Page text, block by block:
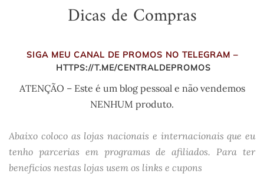
Dicas de Compras
SIGA MEU CANAL DE PROMOS NO TELEGRAM –
HTTPS://T.ME/CENTRALDEPROMOS
ATENÇÃO – Este é um blog pessoal e não vendemos
NENHUM produto.
Abaixo coloco as lojas nacionais e internacionais que eu
tenho parcerias em programas de afiliados. Para ter
benefícios nestas lojas usem os links e cupons